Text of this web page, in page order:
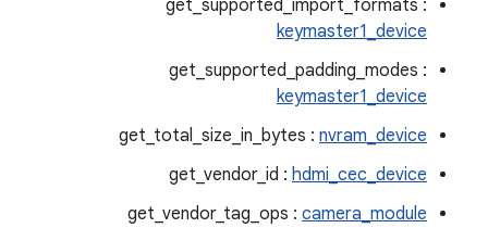
get_supported_import_formats :
keymaster1_device
get_supported_padding_modes :
keymaster1_device
get_total_size_in_bytes : nvram_device
get_vendor_id : hdmi_cec_device
get_vendor_tag_ops : camera_module